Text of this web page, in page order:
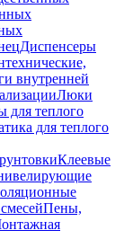
Диспенсеры
внутренней
Люки
для теплого
для теплого
Клеевые
Пены,